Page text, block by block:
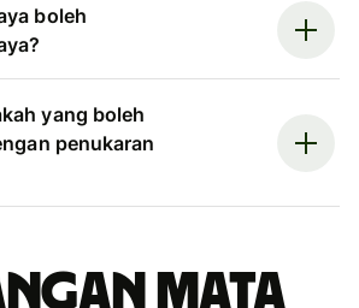
boleh
yang boleh
penukaran
mata